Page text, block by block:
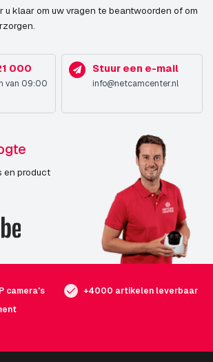
u klaar om uw vragen te beantwoorden of om
000
van 09:00
Stuur een e-mail
info@netcamcenter.nl
en product
camera's
+4000 artikelen leverbaar